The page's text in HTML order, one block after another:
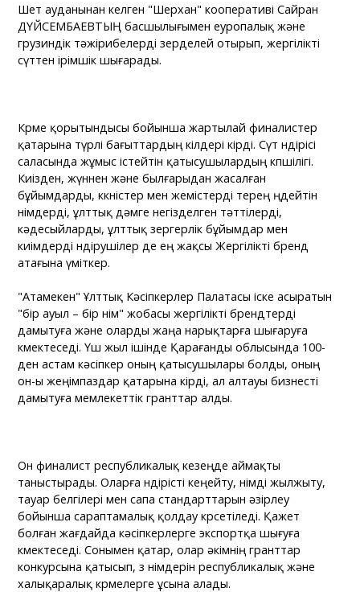
Шет ауданынан келген "Шерхан" кооперативі Сайран
ДҮЙСЕМБАЕВТЫҢ басшылығымен еуропалық және
грузиндік тәжірибелерді зерделей отырып, жергілікті
сүттен ірімшік шығарады.
Көрме қорытындысы бойынша жартылай финалистер
қатарына түрлі бағыттардың өкілдері кірді. Сүт өндірісі
саласында жұмыс істейтін қатысушылардың көпшілігі.
Киізден, жүннен және былғарыдан жасалған
бұйымдарды, көкөністер мен жемістерді терең өңдейтін
өнімдерді, ұлттық дәмге негізделген тәттілерді,
кәдесыйларды, ұлттық зергерлік бұйымдар мен
киімдерді өндірушілер де ең жақсы Жергілікті бренд
атағына үміткер.
"Атамекен" Ұлттық Кәсіпкерлер Палатасы іске асыратын
"бір ауыл – бір өнім" жобасы жергілікті брендтерді
дамытуға және оларды жаңа нарықтарға шығаруға
көмектеседі. Үш жыл ішінде Қарағанды облысында 100-
ден астам кәсіпкер оның қатысушылары болды, оның
он-ы жеңімпаздар қатарына кірді, ал алтауы бизнесті
дамытуға мемлекеттік гранттар алды.
Он финалист республикалық кезеңде аймақты
таныстырады. Оларға өндірісті кеңейту, өнімді жылжыту,
тауар белгілері мен сапа стандарттарын әзірлеу
бойынша сараптамалық қолдау көрсетіледі. Қажет
болған жағдайда кәсіпкерлерге экспортқа шығуға
көмектеседі. Сонымен қатар, олар әкімнің гранттар
конкурсына қатысып, өз өнімдерін республикалық және
халықаралық көрмелерге ұсына алады.